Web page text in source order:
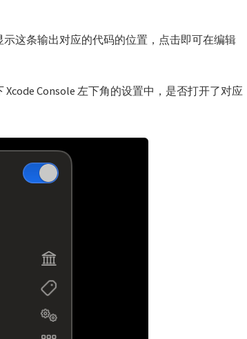
这条输出对应的代码的位置，点击即可在编辑
Console 左下角的设置中，是否打开了对应